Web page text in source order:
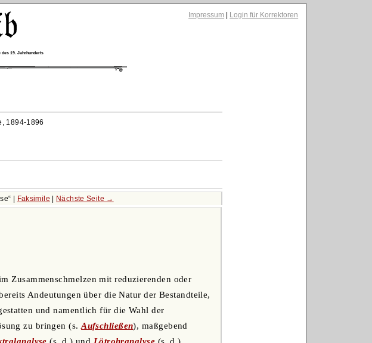
Impressum Login für Korrektoren
des 19. Jahrhunderts
1894-1896
| Faksimile | Nächste Seite →
Zusammenschmelzen mit reduzierenden oder
Andeutungen über die Natur der Bestandteile,
und namentlich für die Wahl der
zu bringen (s.Aufschließen), maßgebend